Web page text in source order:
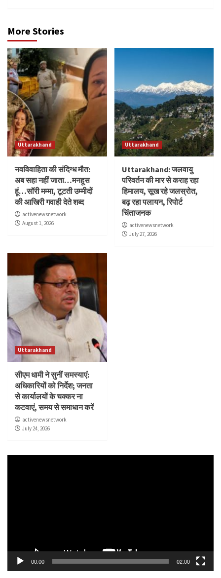
More Stories
Uttarakhand
नवविवाहिता की संदिग्ध मौत:
अब सहा नहीं जाता…मनहूस
हूं…सॉरी मम्मा, टूटती उम्मीदों
की आखिरी गवाही देते शब्द
activenewsnetwork
August 1, 2026
Uttarakhand
Uttarakhand: जलवायु
परिवर्तन की मार से कराह रहा
हिमालय, सूख रहे जलस्रोत,
बढ़ रहा पलायन, रिपोर्ट
चिंताजनक
activenewsnetwork
July 27, 2026
Uttarakhand
सीएम धामी ने सुनीं समस्याएं:
अधिकारियों को निर्देश; जनता
से कार्यालयों के चक्कर ना
कटवाएं, समय से समाधान करें
activenewsnetwork
July 24, 2026
00:00 02:00